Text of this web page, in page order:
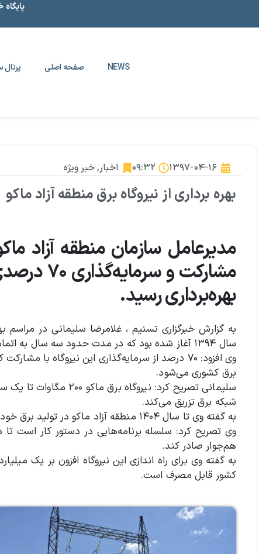
NEWS صفحه اصلی پرتال
۱۳۹۷-۰۴-۱۶ ۰۹:۳۲ اخبار,خبر ویژه
بهره برداری از نیروگاه برق منطقه آزاد ماکو
مدیرعامل سازمان منطقه آزاد
مشارکت
بهره‌برداری رسید.
به گزارش خبرگزاری تسنیم ، غلامرضا سلیمانی در مراسم
سال ۱۳۹۴ آغاز شده بود که در مدت حدود سه سال به اتمام رسید.
وی افزود: ۷۰ درصد از سرمایه‌گذاری این نیروگاه
برق کشوری می‌شود.
شبکه برق تزریق می‌کند.
به گفته وی تا سال ۱۴۰۴ منطقه آزاد ماکو در تولید برق خودکفا خواهد شد.
وی تصریح کرد: سلسله برنامه‌هایی در دستور کار است تا
هم‌جوار صادر کند.
کشور قابل مصرف است.